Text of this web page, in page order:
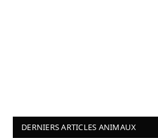
DERNIERS ARTICLES ANIMAUX